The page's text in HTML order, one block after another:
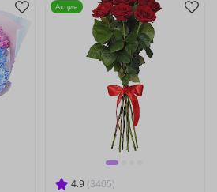
4.9 (3405)
Акция